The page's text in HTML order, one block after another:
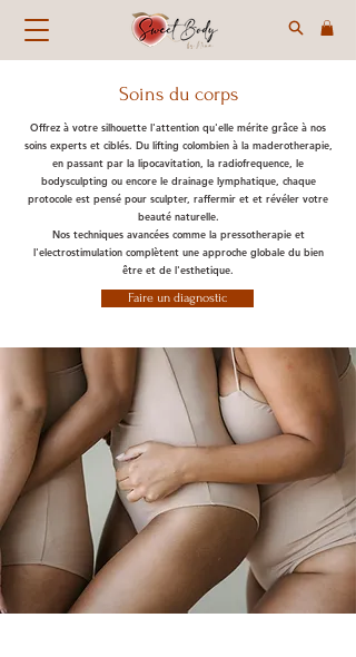
Soins du corps
Offrez à votre silhouette l'attention qu'elle mérite grâce à nos
soins experts et ciblés. Du lifting colombien à la maderotherapie,
en passant par la lipocavitation, la radiofrequence, le
bodysculpting ou encore le drainage lymphatique, chaque
protocole est pensé pour sculpter, raffermir et et révéler votre
beauté naturelle.
Nos techniques avancées comme la pressotherapie et
l'electrostimulation complètent une approche globale du bien
être et de l'esthetique.
Faire un diagnostic